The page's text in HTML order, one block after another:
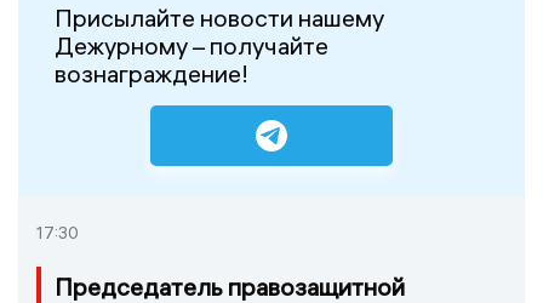
Присылайте новости нашему
Дежурному – получайте
вознаграждение!
17:30
Председатель правозащитной